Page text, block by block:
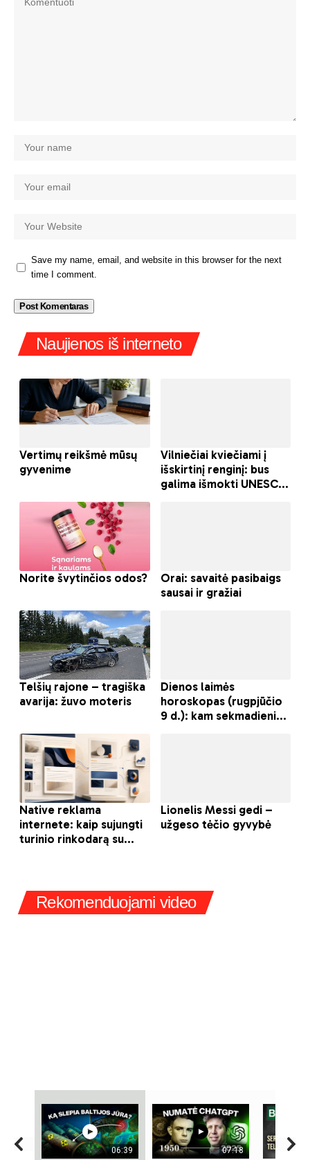
Save my name, email, and website in this browser for the next
time I comment.
Naujienos iš interneto
Rekomenduojami video
06:39 07:18